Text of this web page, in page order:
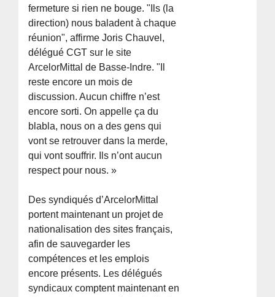
fermeture si rien ne bouge. "Ils (la
direction) nous baladent à chaque
réunion", affirme Joris Chauvel,
délégué CGT sur le site
ArcelorMittal de Basse-Indre. "Il
reste encore un mois de
discussion. Aucun chiffre n’est
encore sorti. On appelle ça du
blabla, nous on a des gens qui
vont se retrouver dans la merde,
qui vont souffrir. Ils n’ont aucun
respect pour nous. »
Des syndiqués d’ArcelorMittal
portent maintenant un projet de
nationalisation des sites français,
afin de sauvegarder les
compétences et les emplois
encore présents. Les délégués
syndicaux comptent maintenant en